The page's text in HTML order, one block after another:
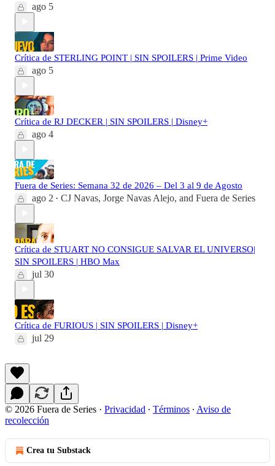
ago 5
Crítica de STERLING POINT | SIN SPOILERS | Prime Video
ago 5
Crítica de RJ DECKER | SIN SPOILERS | Disney+
ago 4
Fuera de Series: Semana 32 de 2026 – Del 3 al 9 de Agosto
ago 2 • CJ Navas, Jorge Navas Alejo, and Fuera de Series
Crítica de STUART NO CONSIGUE SALVAR EL UNIVERSO|
SIN SPOILERS | HBO Max
jul 30
Crítica de FURIOUS | SIN SPOILERS | Disney+
jul 29
© 2026 Fuera de Series · Privacidad ∙ Términos ∙ Aviso de
recolección
Crea tu Substack